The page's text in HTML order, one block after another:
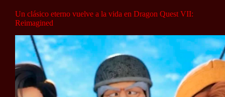
Un clásico eterno vuelve a la vida en Dragon Quest VII:
Reimagined